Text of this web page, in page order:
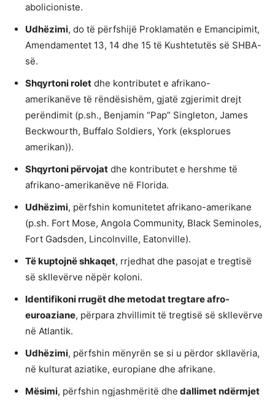
abolicioniste.
Udhëzimi, do të përfshijë Proklamatën e Emancipimit,
Amendamentet 13, 14 dhe 15 të Kushtetutës së SHBA-
së.
Shqyrtoni rolet dhe kontributet e afrikano-
amerikanëve të rëndësishëm, gjatë zgjerimit drejt
perëndimit (p.sh., Benjamin “Pap” Singleton, James
Beckwourth, Buffalo Soldiers, York (eksplorues
amerikan)).
Shqyrtoni përvojat dhe kontributet e hershme të
afrikano-amerikanëve në Florida.
Udhëzimi, përfshin komunitetet afrikano-amerikane
(p.sh. Fort Mose, Angola Community, Black Seminoles,
Fort Gadsden, Lincolnville, Eatonville).
Të kuptojnë shkaqet, rrjedhat dhe pasojat e tregtisë
së skllevërve nëpër koloni.
Identifikoni rrugët dhe metodat tregtare afro-
euroaziane, përpara zhvillimit të tregtisë së skllevërve
në Atlantik.
Udhëzimi, përfshin mënyrën se si u përdor skllavëria,
në kulturat aziatike, europiane dhe afrikane.
Mësimi, përfshin ngjashmëritë dhe dallimet ndërmjet